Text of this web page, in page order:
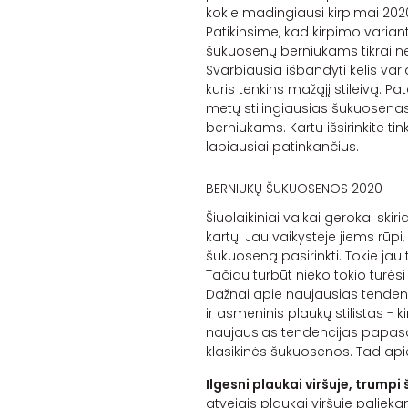
kokie madingiausi kirpimai
Patikinsime, kad kirpimo
šukuosenų berniukams tikrai
Svarbiausia išbandyti kelis
kuris tenkins mažąjį stileivą.
metų stilingiausias
berniukams. Kartu išsirinkite
labiausiai patinkančius.
BERNIUKŲ ŠUKUOSENOS 2020
Šiuolaikiniai vaikai gerokai
kartų. Jau vaikystėje jiems
šukuoseną pasirinkti. Tokie jau
Tačiau turbūt nieko tokio
Dažnai apie naujausias
ir asmeninis plaukų stilistas -
naujausias tendencijas
klasikinės šukuosenos. Tad
Ilgesni plaukai viršuje, trumpi
atvejais plaukai viršuje